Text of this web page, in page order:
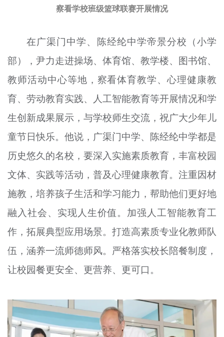
察看学校班级篮球联赛开展情况
在广渠门中学、陈经纶中学帝景分校（小学
部），尹力走进操场、体育馆、教学楼、图书馆、
教师活动中心等地，察看体育教学、心理健康教
育、劳动教育实践、人工智能教育等开展情况和学
生创新成果展示，与学校师生交流，祝广大少年儿
童节日快乐。他说，广渠门中学、陈经纶中学都是
历史悠久的名校，要深入实施素质教育，丰富校园
文体、实践等活动，普及心理健康教育。注重因材
施教，培养孩子生活和学习能力，帮助他们更好地
融入社会、实现人生价值。加强人工智能教育工
作，拓展典型应用场景。打造高素质专业化教师队
伍，涵养一流师德师风。严格落实校长陪餐制度，
让校园餐更安全、更营养、更可口。